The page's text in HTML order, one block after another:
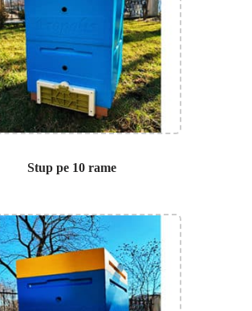
Stup pe 10 rame